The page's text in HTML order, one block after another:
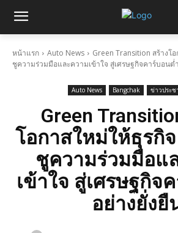
หน้าแรก Auto News
Green Transition สร้างโ
ชูความร่วมมือและความเข้าใจ สู่เศรษฐกิจคาร์บอนต่
Auto News Bangchak ข่าวประ
Green
โอกาสใหม่ให้ธุรกิ
ชูความร่วมมือแ
เข้าใจ สู่เศรษฐกิจ
อย่างยั่งยื